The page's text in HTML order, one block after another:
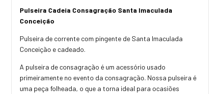
Pulseira Cadeia Consagração Santa Imaculada
Conceição
Pulseira de corrente com pingente de Santa Imaculada
Conceição e cadeado.
A pulseira de consagração é um acessório usado
primeiramente no evento da consagração. Nossa pulseira é
uma peça folheada, o que a torna ideal para ocasiões